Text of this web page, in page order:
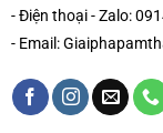
- Điện thoại - Zalo:
- Email: